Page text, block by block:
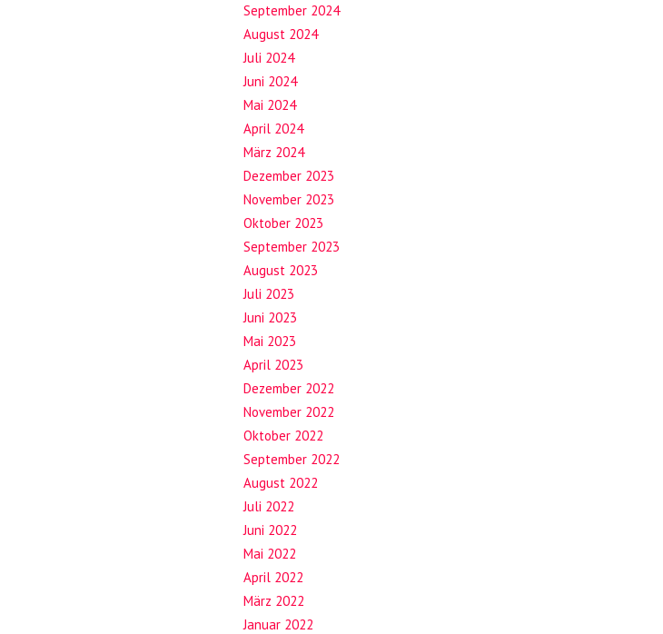
September 2024
August 2024
Juli 2024
Juni 2024
Mai 2024
April 2024
März 2024
Dezember 2023
November 2023
Oktober 2023
September 2023
August 2023
Juli 2023
Juni 2023
Mai 2023
April 2023
Dezember 2022
November 2022
Oktober 2022
September 2022
August 2022
Juli 2022
Juni 2022
Mai 2022
April 2022
März 2022
Januar 2022